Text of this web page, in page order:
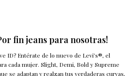
fin jeans para nosotras!
ID? Entérate de lo nuevo de Levi’s®, el
cada mujer. Slight, Demi, Bold y Supreme
se adaptan y realzan tus verdaderas curvas,